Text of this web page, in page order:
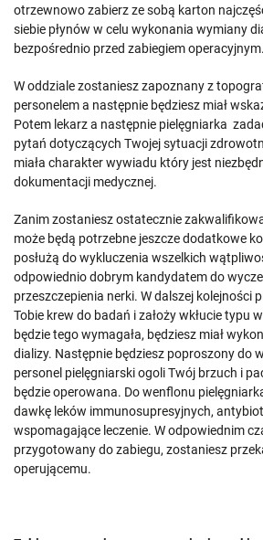
otrzewnowo zabierz ze sobą karton
siebie płynów w celu wykonania wymiany
bezpośrednio przed zabiegiem operacyjnym.
W oddziale zostaniesz zapoznany z
personelem a następnie będziesz miał
Potem lekarz a następnie pielęgniarka
pytań dotyczących Twojej sytuacji
miała charakter wywiadu który jest
dokumentacji medycznej.
Zanim zostaniesz ostatecznie
może będą potrzebne jeszcze dodatkowe
posłużą do wykluczenia wszelkich
odpowiednio dobrym kandydatem do
przeszczepienia nerki. W dalszej kolejności
Tobie krew do badań i założy wkłucie typu
będzie tego wymagała, będziesz miał
dializy. Następnie będziesz poproszony do
personel pielęgniarski ogoli Twój brzuch i
będzie operowana. Do wenflonu
dawkę leków immunosupresyjnych,
wspomagające leczenie. W odpowiednim
przygotowany do zabiegu, zostaniesz
operującemu.